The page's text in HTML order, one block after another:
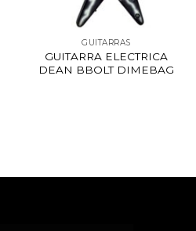
GUITARRAS
GUITARRA ELECTRICA
DEAN BBOLT DIMEBAG